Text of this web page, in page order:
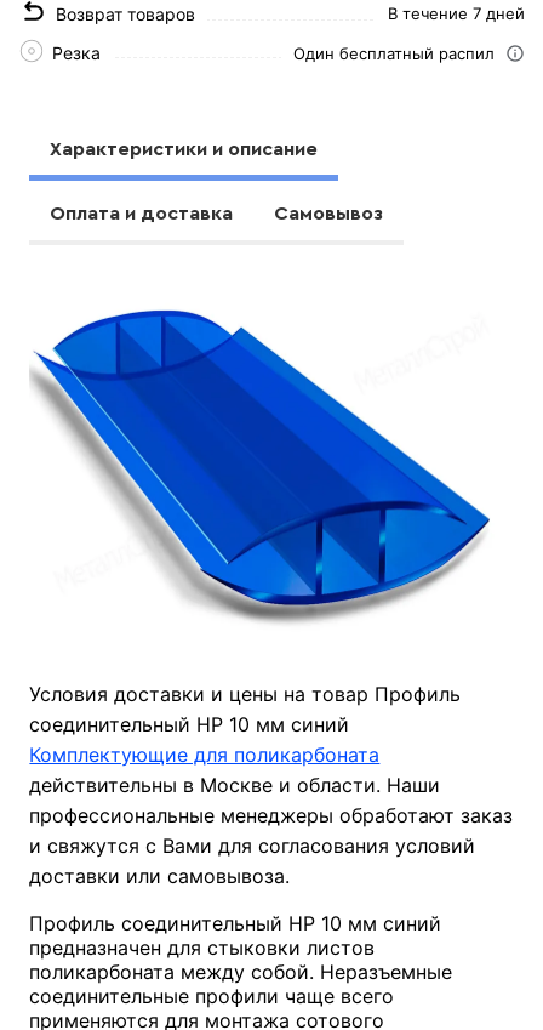
Возврат товаров В течение 7 дней
Резка Один бесплатный распил
Характеристики и описание
Оплата и доставка Самовывоз
Условия доставки и цены на товар Профиль
соединительный HP 10 мм синий
Комплектующие для поликарбоната
действительны в Москве и области. Наши
профессиональные менеджеры обработают заказ
и свяжутся с Вами для согласования условий
доставки или самовывоза.
Профиль соединительный HP 10 мм синий
предназначен для стыковки листов
поликарбоната между собой. Неразъемные
соединительные профили чаще всего
применяются для монтажа сотового